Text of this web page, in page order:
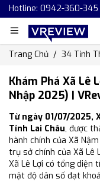
Hotline: 0942-360-345
Trang Chủ 34 Tỉnh
Khám Phá Xã Lê
Nhập 2025) |
Từ ngày 01/07/2025,
Tỉnh Lai Châu, được
hành chính của Xã
trụ sở chính của Xã Lê
Xã Lê Lợi có tổng diện
mật độ dân số đạt